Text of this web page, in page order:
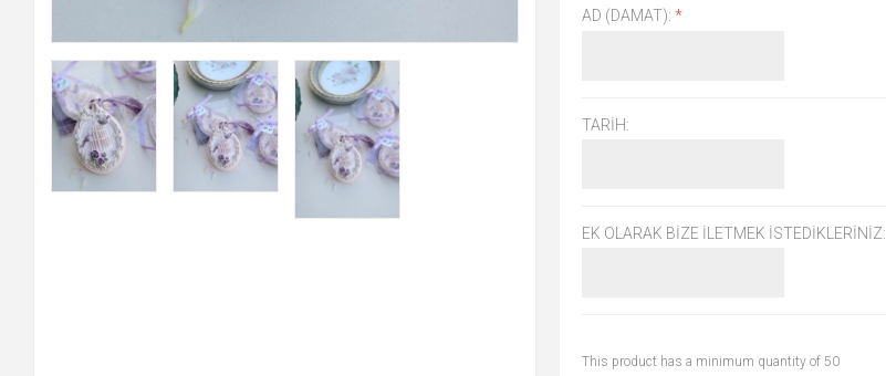
AD (DAMAT): *
TARIH:
EK OLARAK BIZE İLETMEK İSTEDIKLERINIZ:
This product has a minimum quantity of 50